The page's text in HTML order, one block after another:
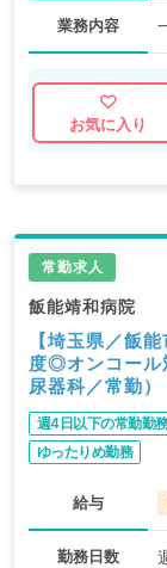
業務内容
お気に入り
常勤求人
飯能靖和病院
【埼玉県／飯
度◎オンコール
尿器科／常勤）
週4日以下の常勤勤
ゆったりめ勤務
給与
勤務日数